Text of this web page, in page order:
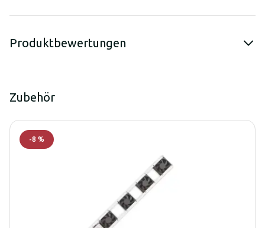
Produktbewertungen
Zubehör
-8 %